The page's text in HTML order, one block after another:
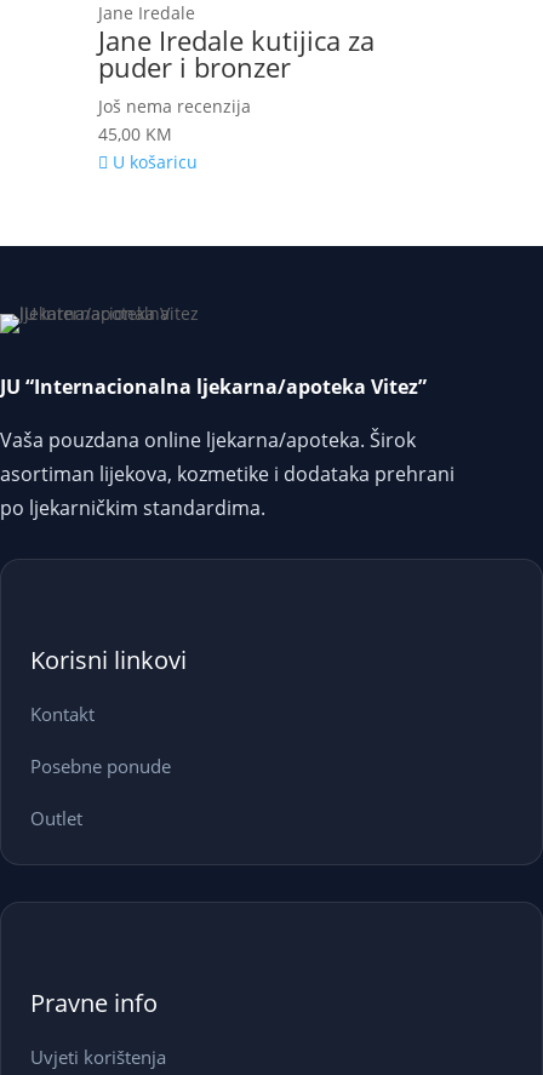
Jane Iredale
Jane Iredale kutijica za
puder i bronzer
Još nema recenzija
45,00 KM
U košaricu
JU “Internacionalna ljekarna/apoteka Vitez”
Vaša pouzdana online ljekarna/apoteka. Širok
asortiman lijekova, kozmetike i dodataka prehrani
po ljekarničkim standardima.
Korisni linkovi
Kontakt
Posebne ponude
Outlet
Pravne info
Uvjeti korištenja